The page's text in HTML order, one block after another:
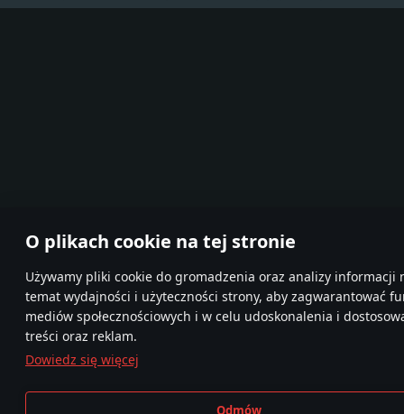
O plikach cookie na tej stronie
Używamy pliki cookie do gromadzenia oraz analizy informacji
temat wydajności i użyteczności strony, aby zagwarantować
mediów społecznościowych i w celu udoskonalenia i
treści oraz reklam.
Dowiedz się więcej
Odmów